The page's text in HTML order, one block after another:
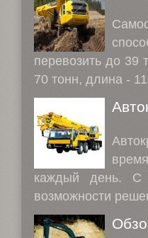
перевозить до 39
70 тонн, длина -
каждый день. С
возможности